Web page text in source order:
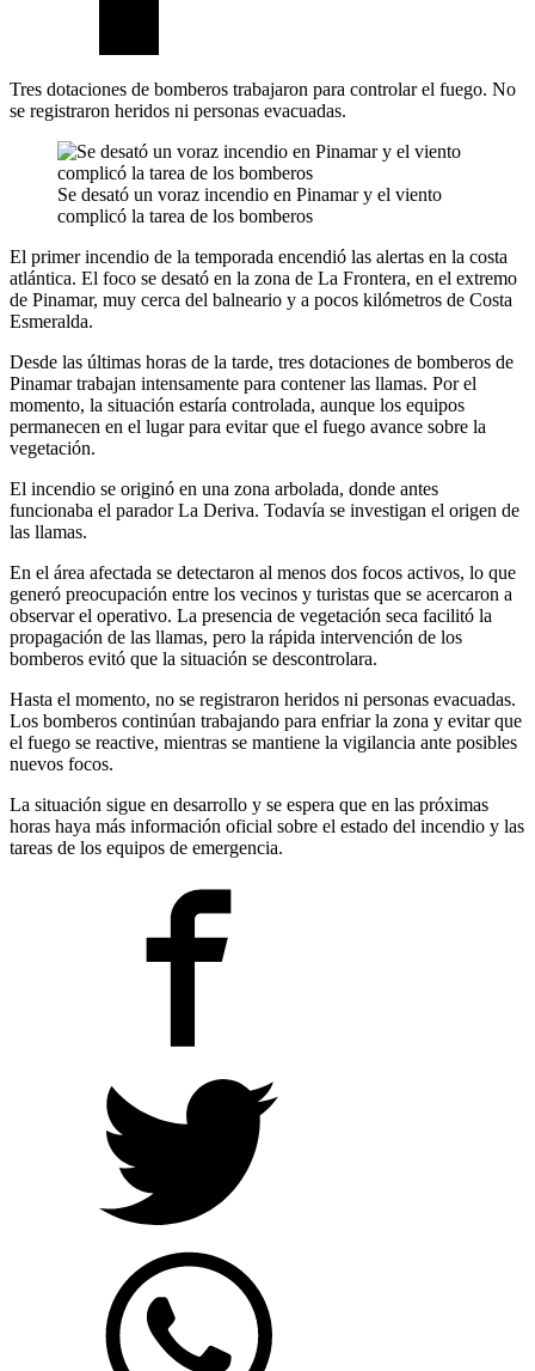
Tres dotaciones de bomberos trabajaron para controlar el fuego. No
se registraron heridos ni personas evacuadas.
Se desató un voraz incendio en Pinamar y el viento
complicó la tarea de los bomberos
El primer incendio de la temporada encendió las alertas en la costa
atlántica. El foco se desató en la zona de La Frontera, en el extremo
de Pinamar, muy cerca del balneario y a pocos kilómetros de Costa
Esmeralda.
Desde las últimas horas de la tarde, tres dotaciones de bomberos de
Pinamar trabajan intensamente para contener las llamas. Por el
momento, la situación estaría controlada, aunque los equipos
permanecen en el lugar para evitar que el fuego avance sobre la
vegetación.
El incendio se originó en una zona arbolada, donde antes
funcionaba el parador La Deriva. Todavía se investigan el origen de
las llamas.
En el área afectada se detectaron al menos dos focos activos, lo que
generó preocupación entre los vecinos y turistas que se acercaron a
observar el operativo. La presencia de vegetación seca facilitó la
propagación de las llamas, pero la rápida intervención de los
bomberos evitó que la situación se descontrolara.
Hasta el momento, no se registraron heridos ni personas evacuadas.
Los bomberos continúan trabajando para enfriar la zona y evitar que
el fuego se reactive, mientras se mantiene la vigilancia ante posibles
nuevos focos.
La situación sigue en desarrollo y se espera que en las próximas
horas haya más información oficial sobre el estado del incendio y las
tareas de los equipos de emergencia.